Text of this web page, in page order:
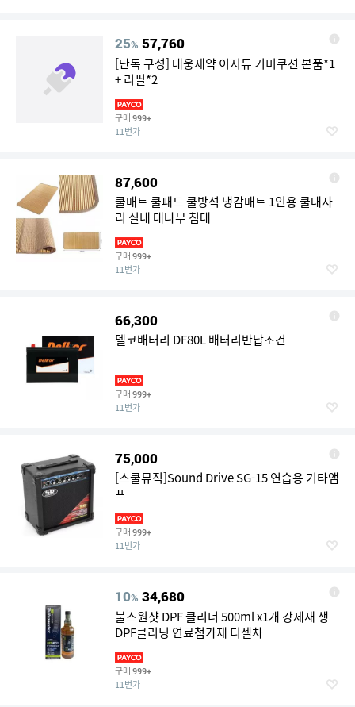
25% 57,760
[단독 구성] 대웅제약 이지듀 기미쿠션 본품*1
+ 리필*2
구매 999+
11번가
87,600
쿨매트 쿨패드 쿨방석 냉감매트 1인용 쿨대자
리 실내 대나무 침대
구매 999+
11번가
66,300
델코배터리 DF80L 배터리반납조건
구매 999+
11번가
75,000
[스쿨뮤직]Sound Drive SG-15 연습용 기타앰
프
구매 999+
11번가
10% 34,680
불스원샷 DPF 클리너 500ml x1개 강제재 생
DPF클리닝 연료첨가제 디젤차
구매 999+
11번가